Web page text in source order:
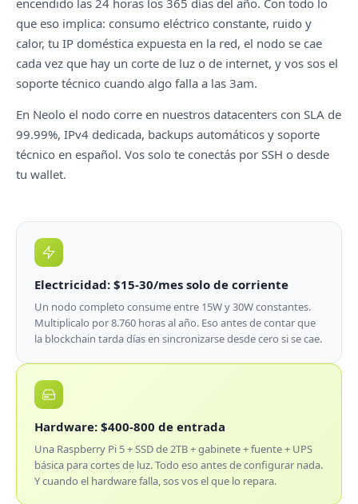
encendido las 24 horas los 365 días del año. Con todo lo
que eso implica: consumo eléctrico constante, ruido y
calor, tu IP doméstica expuesta en la red, el nodo se cae
cada vez que hay un corte de luz o de internet, y vos sos el
soporte técnico cuando algo falla a las 3am.
En Neolo el nodo corre en nuestros datacenters con SLA de
99.99%, IPv4 dedicada, backups automáticos y soporte
técnico en español. Vos solo te conectás por SSH o desde
tu wallet.
Electricidad: $15-30/mes solo de corriente
Un nodo completo consume entre 15W y 30W constantes.
Multiplicalo por 8.760 horas al año. Eso antes de contar que
la blockchain tarda días en sincronizarse desde cero si se cae.
Hardware: $400-800 de entrada
Una Raspberry Pi 5 + SSD de 2TB + gabinete + fuente + UPS
básica para cortes de luz. Todo eso antes de configurar nada.
Y cuando el hardware falla, sos vos el que lo repara.